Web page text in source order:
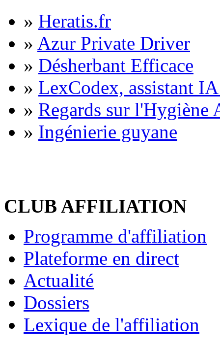
» Heratis.fr
» Azur Private Driver
» Désherbant Efficace
» LexCodex, assistant
» Regards sur l'Hygiène
» Ingénierie guyane
CLUB AFFILIATION
Programme d'affiliation
Plateforme en direct
Actualité
Dossiers
Lexique de l'affiliation